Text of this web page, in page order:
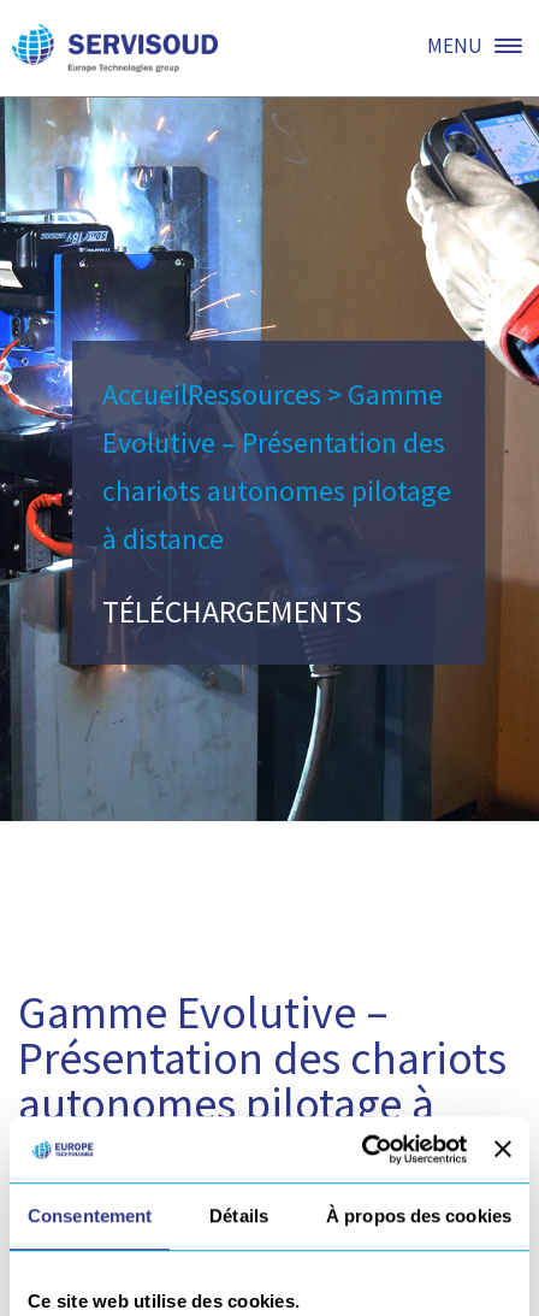
Consentement Détails À propos des cookies
Ce site web utilise des cookies.
MENU
AccueilRessources >Gamme
Evolutive – Présentation des
chariots autonomes pilotage
à distance
TÉLÉCHARGEMENTS
Gamme Evolutive –
Présentation des chariots
autonomes pilotage à
distance
La gamme SERVIBOT ÉVOLUTIVE propose des chariots
positions. Les chariots de la gamme évolutive peuvent